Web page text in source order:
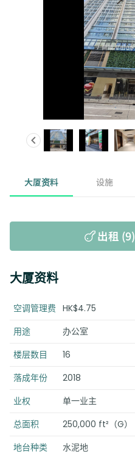
大厦资料 设施
出租 (9)
大厦资料
空调管理费 HK$4.75
用途
办公室
楼层数目
16
落成年份
2018
业权
单一业主
总面积
250,000 ft²（G）
地台种类
水泥地